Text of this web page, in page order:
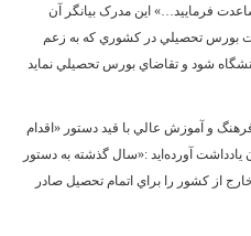
فرماييد…» اين مدرک بيانگر آن
بورس تحصيلي در کشوري که به زعم
شود و تقاضاي بورس تحصيلي نمايد
وزير وقت فرهنگ و آموزش عالي با قيد دستور «اقدام
آورده‌ايد :«سال گذشته به دستور
از کشور را براي اتمام تحصيل صادر